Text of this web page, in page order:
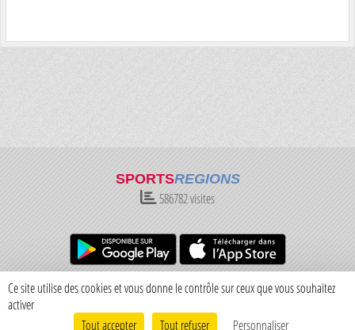
SPORTSREGIONS
586782visites
Charte cookies Gestion des cookies
Envie de participer ?
Ce site utilise des cookies et vous donne le contrôle sur ceux que vous souhaitez
activer
Tout accepter
Tout refuser Personnaliser